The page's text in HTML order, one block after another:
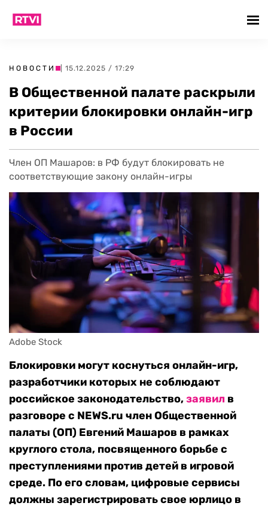
НОВОСТИ | 15.12.2025 / 17:29
В Общественной палате раскрыли
критерии блокировки онлайн-игр
в России
Член ОП Машаров: в РФ будут блокировать не
соответствующие закону онлайн-игры
Adobe Stock
Блокировки могут коснуться онлайн-игр,
разработчики которых не соблюдают
российское законодательство,заявил в
разговоре с NEWS.ru член Общественной
палаты (ОП) Евгений Машаров в рамках
круглого стола, посвященного борьбе с
преступлениями против детей в игровой
среде. По его словам, цифровые сервисы
должны зарегистрировать свое юрлицо в